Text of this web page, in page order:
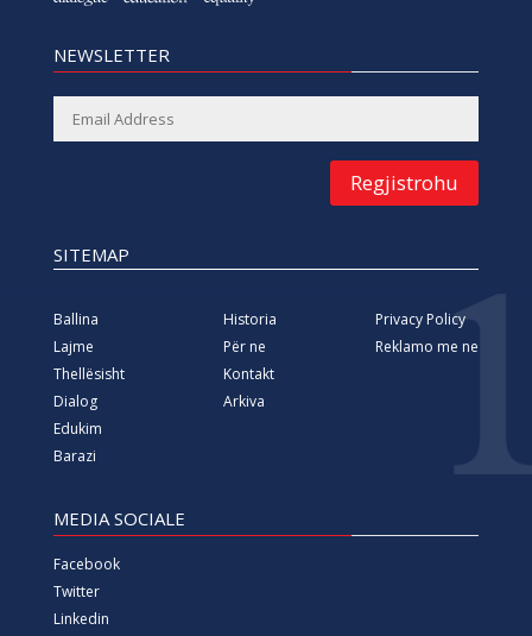
NEWSLETTER
Regjistrohu
SITEMAP
Ballina
Lajme
Thellësisht
Dialog
Edukim
Barazi
Historia
Për ne
Kontakt
Arkiva
Privacy Policy
Reklamo me ne
MEDIA SOCIALE
Facebook
Twitter
Linkedin